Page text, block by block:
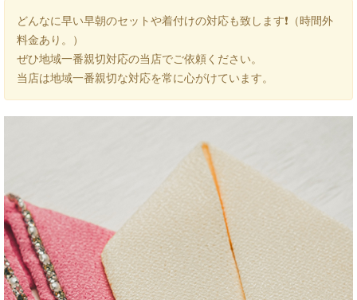
どんなに早い早朝のセットや着付けの対応も致します❗（時間外
料金あり。）
ぜひ地域一番親切対応の当店でご依頼ください。
当店は地域一番親切な対応を常に心がけています。